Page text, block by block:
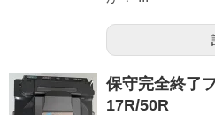
保守完全終了
17R/50R